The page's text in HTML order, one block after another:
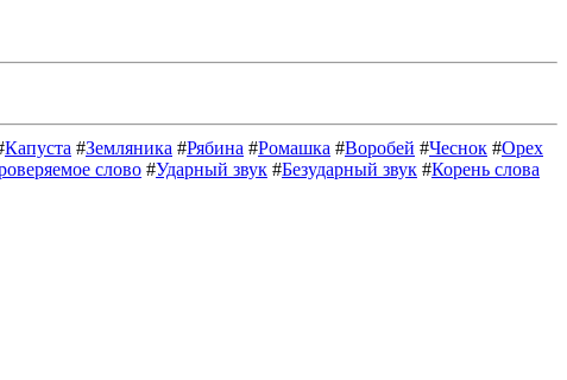
Капуста #Земляника #Рябина #Ромашка #Воробей #Чеснок #Орех
слово #Ударный звук #Безударный звук #Корень слова